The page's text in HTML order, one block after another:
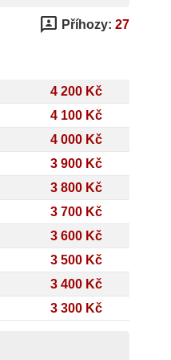
3p Příhozy: 27
4 200 Kč
4 100 Kč
4 000 Kč
3 900 Kč
3 800 Kč
3 700 Kč
3 600 Kč
3 500 Kč
3 400 Kč
3 300 Kč